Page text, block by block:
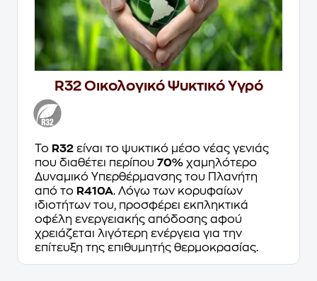
R32 Οικολογικό Ψυκτικό Υγρό
Το R32 είναι το ψυκτικό μέσο νέας γενιάς
που διαθέτει περίπου 70% χαμηλότερο
Δυναμικό Υπερθέρμανσης του Πλανήτη
από το R410A. Λόγω των κορυφαίων
ιδιοτήτων του, προσφέρει εκπληκτικά
οφέλη ενεργειακής απόδοσης αφού
χρειάζεται λιγότερη ενέργεια για την
επίτευξη της επιθυμητής θερμοκρασίας.